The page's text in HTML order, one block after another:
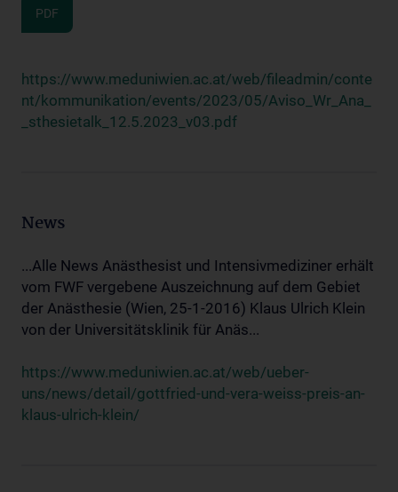
PDF
https://www.meduniwien.ac.at/web/fileadmin/conte
nt/kommunikation/events/2023/05/Aviso_Wr_Ana_
_sthesietalk_12.5.2023_v03.pdf
News
...Alle News Anästhesist und Intensivmediziner erhält
vom FWF vergebene Auszeichnung auf dem Gebiet
der Anästhesie (Wien, 25-1-2016) Klaus Ulrich Klein
von der Universitätsklinik für Anäs...
https://www.meduniwien.ac.at/web/ueber-
uns/news/detail/gottfried-und-vera-weiss-preis-an-
klaus-ulrich-klein/